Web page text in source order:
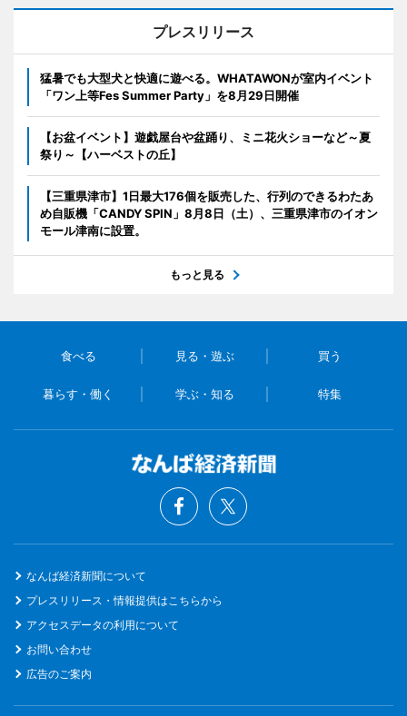
プレスリリース
猛暑でも大型犬と快適に遊べる。WHATAWONが室内イベント
「ワン上等Fes Summer Party」を8月29日開催
【お盆イベント】遊戯屋台や盆踊り、ミニ花火ショーなど～夏
祭り～【ハーベストの丘】
【三重県津市】1日最大176個を販売した、行列のできるわたあ
め自販機「CANDY SPIN」8月8日（土）、三重県津市のイオン
モール津南に設置。
もっと見る
食べる 見る・遊ぶ 買う
暮らす・働く 学ぶ・知る 特集
なんば経済新聞について
プレスリリース・情報提供はこちらから
アクセスデータの利用について
お問い合わせ
広告のご案内